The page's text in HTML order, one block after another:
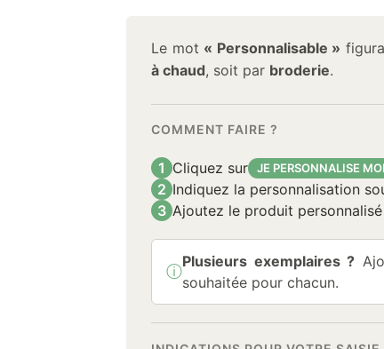
Le mot « Personnalisable »
à chaud, soit par broderie.
COMMENT FAIRE ?
1 Cliquez sur JE PERSONNALISE
2 Indiquez la personnalisation
3 Ajoutez le produit
ⓘ
Information :
Plusieurs exemplaires ?
souhaitée pour chacun.